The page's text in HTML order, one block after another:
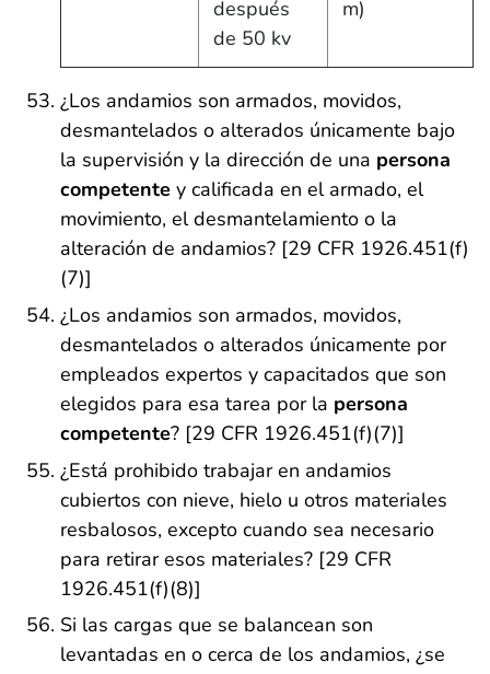
después
de 50 kv
m)
¿Los andamios son armados, movidos,
desmantelados o alterados únicamente bajo
la supervisión y la dirección de una persona
competente y calificada en el armado, el
movimiento, el desmantelamiento o la
alteración de andamios? [29 CFR 1926.451(f)
(7)]
¿Los andamios son armados, movidos,
desmantelados o alterados únicamente por
empleados expertos y capacitados que son
elegidos para esa tarea por la persona
competente? [29 CFR 1926.451(f)(7)]
¿Está prohibido trabajar en andamios
cubiertos con nieve, hielo u otros materiales
resbalosos, excepto cuando sea necesario
para retirar esos materiales? [29 CFR
1926.451(f)(8)]
Si las cargas que se balancean son
levantadas en o cerca de los andamios, ¿se